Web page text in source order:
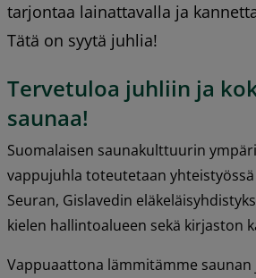
tarjontaa lainattavalla ja
Tätä on syytä juhlia!
Tervetuloa juhliin ja
saunaa!
Suomalaisen saunakulttuurin
vappujuhla toteutetaan
Seuran, Gislavedin
kielen hallintoalueen sekä kirjaston
Vappuaattona lämmitämme saunan